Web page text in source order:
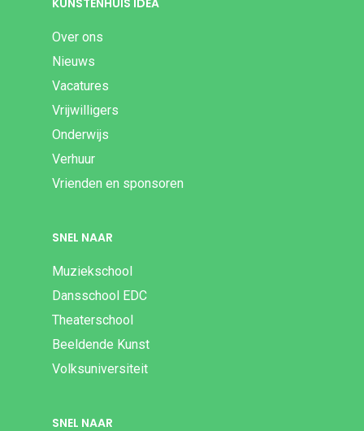
Over ons
Nieuws
Vacatures
Vrijwilligers
Onderwijs
Verhuur
Vrienden en sponsoren
SNEL NAAR
Muziekschool
Dansschool EDC
Theaterschool
Beeldende Kunst
Volksuniversiteit
SNEL NAAR